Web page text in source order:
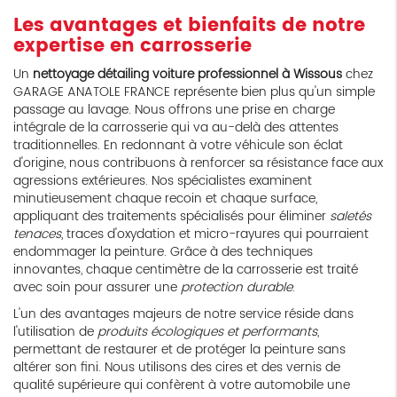
Les avantages et bienfaits de notre
expertise en carrosserie
Un nettoyage détailing voiture professionnel à Wissouschez
GARAGE ANATOLE FRANCE représente bien plus qu'un simple
passage au lavage. Nous offrons une prise en charge
intégrale de la carrosserie qui va au-delà des attentes
traditionnelles. En redonnant à votre véhicule son éclat
d'origine, nous contribuons à renforcer sa résistance face aux
agressions extérieures. Nos spécialistes examinent
minutieusement chaque recoin et chaque surface,
appliquant des traitements spécialisés pour éliminer saletés
tenaces, traces d'oxydation et micro-rayures qui pourraient
endommager la peinture. Grâce à des techniques
innovantes, chaque centimètre de la carrosserie est traité
avec soin pour assurer une protection durable.
L'un des avantages majeurs de notre service réside dans
l'utilisation de produits écologiques et performants,
permettant de restaurer et de protéger la peinture sans
altérer son fini. Nous utilisons des cires et des vernis de
qualité supérieure qui confèrent à votre automobile une